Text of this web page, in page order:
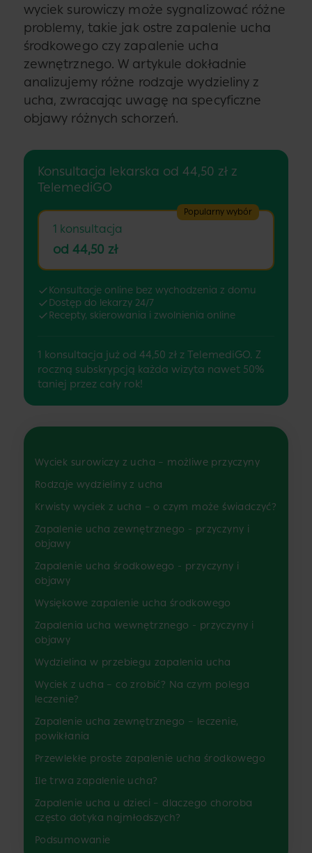
wyciek surowiczy może sygnalizować różne
problemy, takie jak ostre zapalenie ucha
środkowego czy zapalenie ucha
zewnętrznego. W artykule dokładnie
analizujemy różne rodzaje wydzieliny z
ucha, zwracając uwagę na specyficzne
objawy różnych schorzeń.
Konsultacja lekarska od 44,50 zł z
TelemediGO
Popularny wybór
1 konsultacja
od 44,50 zł
Konsultacje online bez wychodzenia z domu
Dostęp do lekarzy 24/7
Recepty, skierowania i zwolnienia online
1 konsultacja już od 44,50 zł z TelemediGO. Z
roczną subskrypcją każda wizyta nawet 50%
taniej przez cały rok!
Wyciek surowiczy z ucha – możliwe przyczyny
Rodzaje wydzieliny z ucha
Krwisty wyciek z ucha – o czym może świadczyć?
Zapalenie ucha zewnętrznego - przyczyny i
objawy
Zapalenie ucha środkowego - przyczyny i
objawy
Wysiękowe zapalenie ucha środkowego
Zapalenia ucha wewnętrznego - przyczyny i
objawy
Wydzielina w przebiegu zapalenia ucha
Wyciek z ucha – co zrobić? Na czym polega
leczenie?
Zapalenie ucha zewnętrznego – leczenie,
powikłania
Przewlekłe proste zapalenie ucha środkowego
Ile trwa zapalenie ucha?
Zapalenie ucha u dzieci – dlaczego choroba
często dotyka najmłodszych?
Podsumowanie